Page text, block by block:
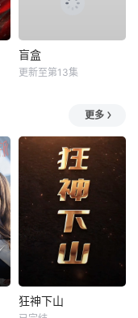
盲盒
更新至第13集
更多
狂神下山